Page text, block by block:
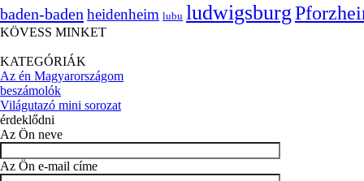
baden-baden heidenheim lubu ludwigsburg
KÖVESS MINKET
KATEGÓRIÁK
Az én Magyarországom
beszámolók
Világutazó mini sorozat
érdeklődni
Az Ön neve
Az Ön e-mail címe